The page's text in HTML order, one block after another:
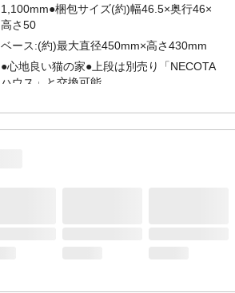
1,100mm●梱包サイズ(約)幅46.5×奥行46×
高さ50
ベース:(約)最大直径450mm×高さ430mm
●心地良い猫の家●上段は別売り「NECOTA
ハウス」と交換可能。